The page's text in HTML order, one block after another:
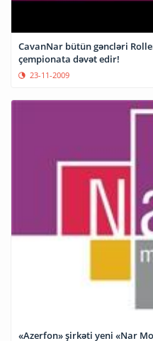
CavanNar bütün gəncləri
çempionata dəvət edir!
23-11-2009
«Azerfon» şirkəti yeni «Nar